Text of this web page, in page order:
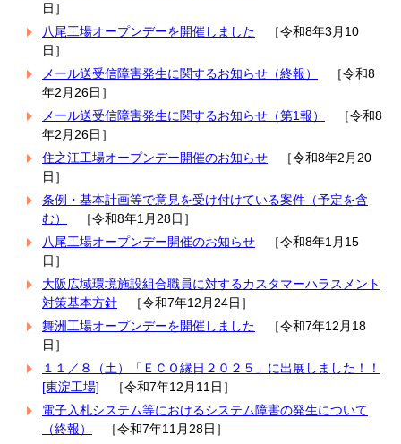
日］
八尾工場オープンデーを開催しました ［令和8年3月10
日］
メール送受信障害発生に関するお知らせ（終報）
［令和8
年2月26日］
メール送受信障害発生に関するお知らせ（第1報）
［令和8
年2月26日］
住之江工場オープンデー開催のお知らせ ［令和8年2月20
日］
条例・基本計画等で意見を受け付けている案件（予定を含
む）
［令和8年1月28日］
八尾工場オープンデー開催のお知らせ ［令和8年1月15
日］
大阪広域環境施設組合職員に対するカスタマーハラスメント
対策基本方針 ［令和7年12月24日］
舞洲工場オープンデーを開催しました ［令和7年12月18
日］
１１／８（土）「ＥＣＯ縁日２０２５」に出展しました！！
[東淀工場] ［令和7年12月11日］
電子入札システム等におけるシステム障害の発生について
（終報）
［令和7年11月28日］